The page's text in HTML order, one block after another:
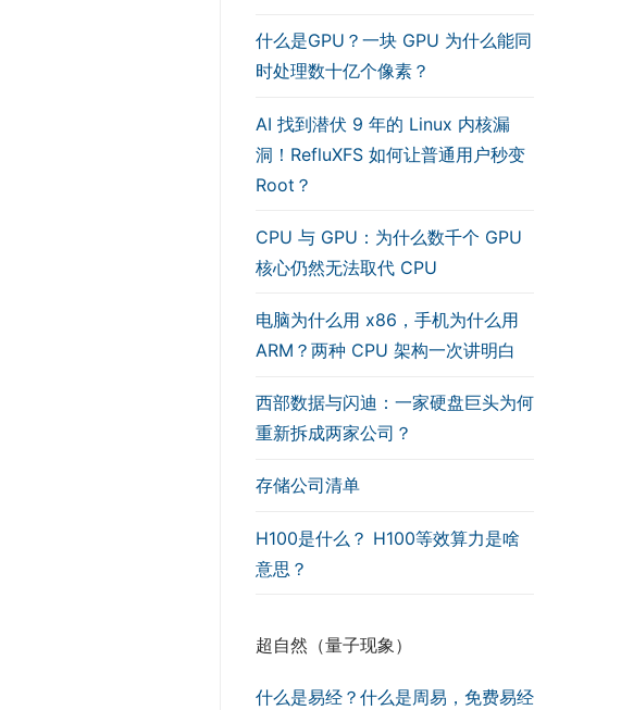
什么是GPU？一块 GPU 为什么能同
时处理数十亿个像素？
AI 找到潜伏 9 年的 Linux 内核漏
洞！RefluXFS 如何让普通用户秒变
Root？
CPU 与 GPU：为什么数千个 GPU
核心仍然无法取代 CPU
电脑为什么用 x86，手机为什么用
ARM？两种 CPU 架构一次讲明白
西部数据与闪迪：一家硬盘巨头为何
重新拆成两家公司？
存储公司清单
H100是什么？ H100等效算力是啥
意思？
超自然（量子现象）
什么是易经？什么是周易，免费易经